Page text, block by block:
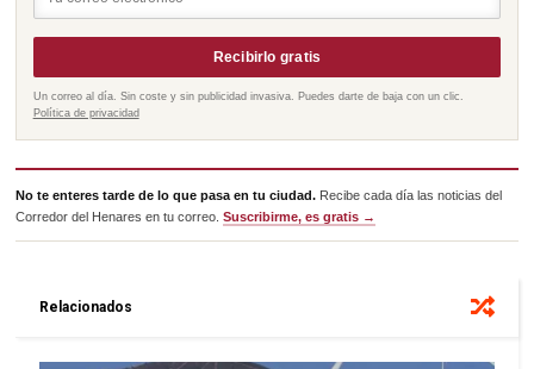
Recibirlo gratis
Un correo al día. Sin coste y sin publicidad invasiva. Puedes darte de baja con un clic.
Política de privacidad
No te enteres tarde de lo que pasa en tu ciudad. Recibe cada día las noticias del
Corredor del Henares en tu correo.Suscribirme, es gratis →
Relacionados